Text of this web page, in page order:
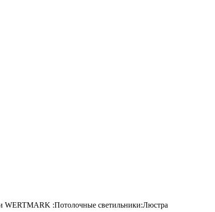
WERTMARK :Потолочные светильники:Люстра